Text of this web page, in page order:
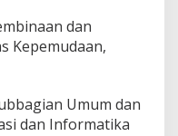
dan
Kepemudaan,
Umum dan
dan Informatika